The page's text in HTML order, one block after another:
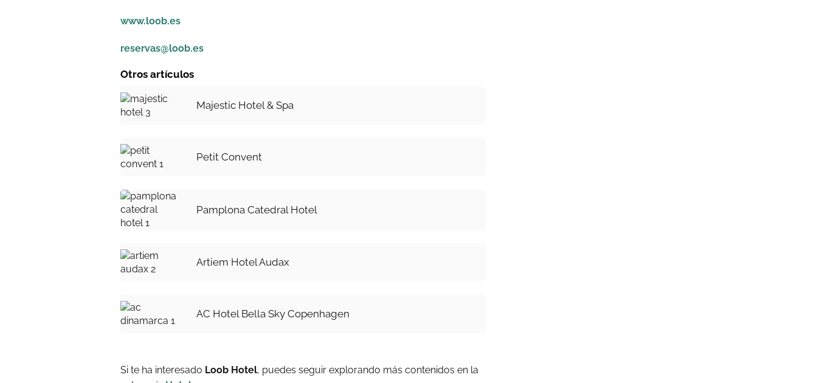
www.loob.es
reservas@loob.es
Otros artículos
Majestic Hotel & Spa
Petit Convent
Pamplona Catedral Hotel
Artiem Hotel Audax
AC Hotel Bella Sky Copenhagen
Si te ha interesado Loob Hotel, puedes seguir explorando más contenidos en la